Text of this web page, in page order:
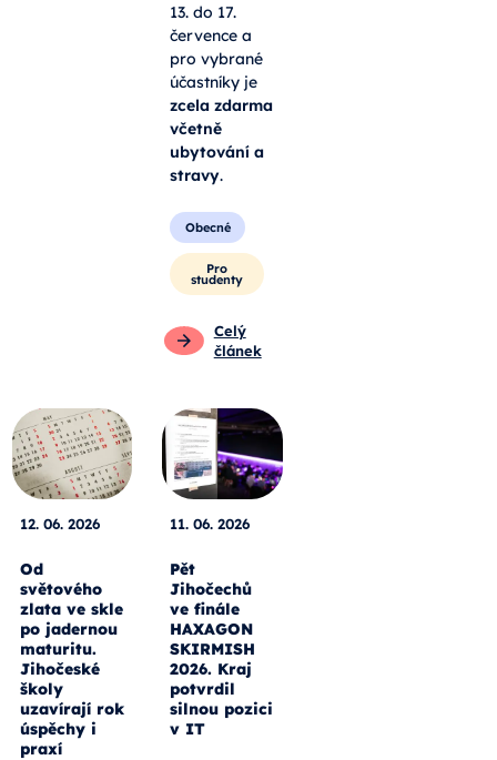
13. do 17.
července a
pro vybrané
účastníky je
zcela zdarma
včetně
ubytování a
stravy.
Obecné
Pro
studenty
Celý
článek
12. 06. 2026
Od
světového
zlata ve skle
po jadernou
maturitu.
Jihočeské
školy
uzavírají rok
úspěchy i
praxí
11. 06. 2026
Pět
Jihočechů
ve finále
HAXAGON
SKIRMISH
2026. Kraj
potvrdil
silnou pozici
v IT